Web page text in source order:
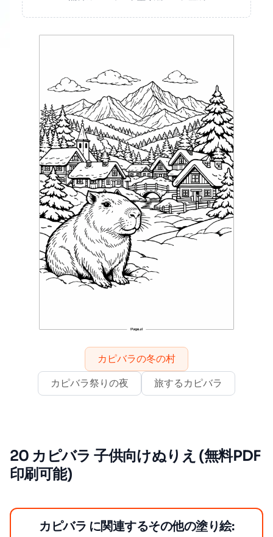
カピバラの冬の村
カピバラ祭りの夜
旅するカピバラ
20 カピバラ 子供向けぬりえ (無料PDF
印刷可能)
カピバラ に関連するその他の塗り絵: